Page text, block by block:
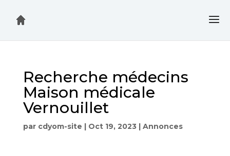
Recherche médecins
Maison médicale
Vernouillet
par cdyom-site | Oct 19, 2023 | Annonces